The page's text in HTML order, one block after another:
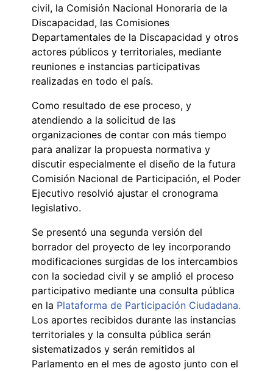
civil, la Comisión Nacional Honoraria de la
Discapacidad, las Comisiones
Departamentales de la Discapacidad y otros
actores públicos y territoriales, mediante
reuniones e instancias participativas
realizadas en todo el país.
Como resultado de ese proceso, y
atendiendo a la solicitud de las
organizaciones de contar con más tiempo
para analizar la propuesta normativa y
discutir especialmente el diseño de la futura
Comisión Nacional de Participación, el Poder
Ejecutivo resolvió ajustar el cronograma
legislativo.
Se presentó una segunda versión del
borrador del proyecto de ley incorporando
modificaciones surgidas de los intercambios
con la sociedad civil y se amplió el proceso
participativo mediante una consulta pública
en la Plataforma de Participación Ciudadana.
Los aportes recibidos durante las instancias
territoriales y la consulta pública serán
sistematizados y serán remitidos al
Parlamento en el mes de agosto junto con el